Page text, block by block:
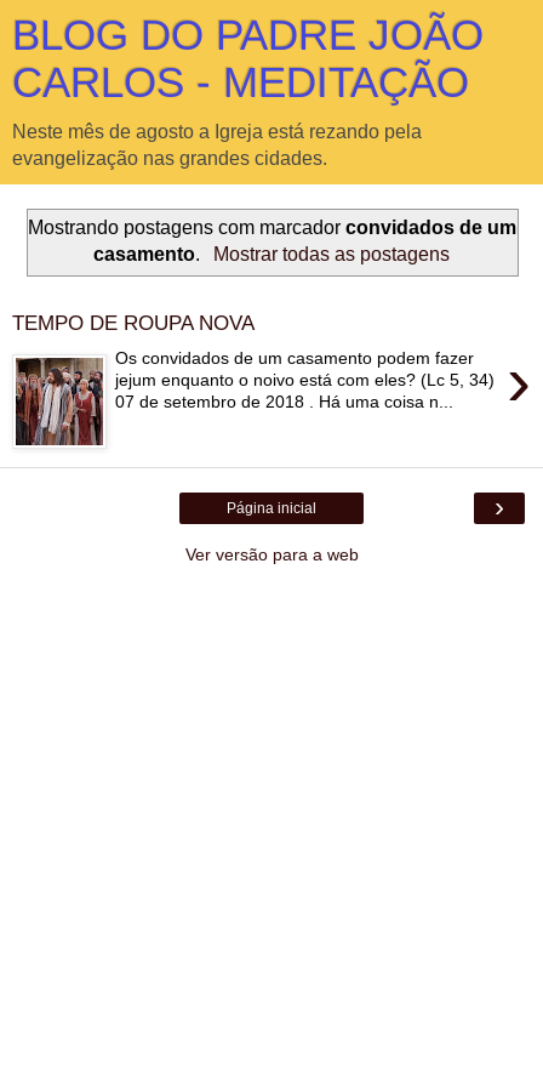
BLOG DO PADRE JOÃO
CARLOS - MEDITAÇÃO
Neste mês de agosto a Igreja está rezando pela
evangelização nas grandes cidades.
Mostrando postagens com marcador convidados de um
casamento. Mostrar todas as postagens
TEMPO DE ROUPA NOVA
›
Os convidados de um casamento podem fazer
jejum enquanto o noivo está com eles? (Lc 5, 34)
07 de setembro de 2018 . Há uma coisa n...
›
Página inicial
Ver versão para a web